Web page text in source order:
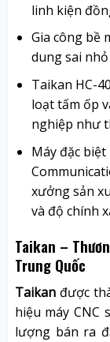
linh kiện
Gia công bề
dung sai nhỏ
Taikan HC-
loạt tấm ốp
nghiệp như
Máy đặc
xưởng sản
và độ chính
Taikan –
Trung Quốc
Taikanđược
hiệu máy
lượng bán ra